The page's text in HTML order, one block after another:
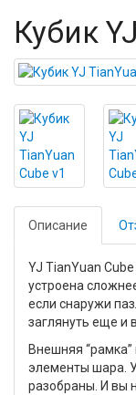
Кубик
Описание
YJ TianYuan
устроена
если снаружи
заглянуть еще и
Внешняя
элементы шара.
разобраны. И вы